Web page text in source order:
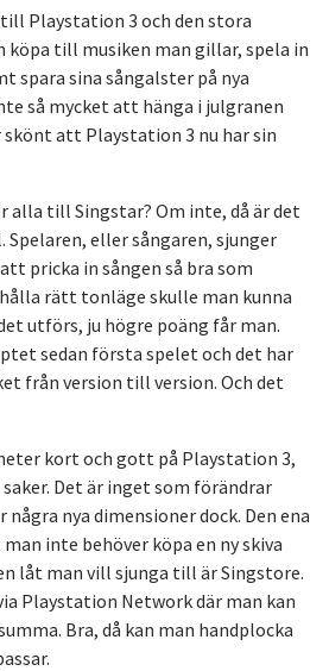
Playstation 3 och den stora
köpa till musiken man gillar, spela in
spara sina sångalster på nya
så mycket att hänga i julgranen
att Playstation 3 nu har sin
alla till Singstar? Om inte, då är det
eller sångaren, sjunger
pricka in sången så bra som
rätt tonläge skulle man kunna
utförs, ju högre poäng får man.
sedan första spelet och det har
från version till version. Och det
kort och gott på Playstation 3,
Det är inget som förändrar
nya dimensioner dock. Den ena
inte behöver köpa en ny skiva
låt man vill sjunga till är Singstore.
Playstation Network där man kan
Bra, då kan man handplocka